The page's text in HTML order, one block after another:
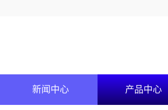
新闻中心 产品中心